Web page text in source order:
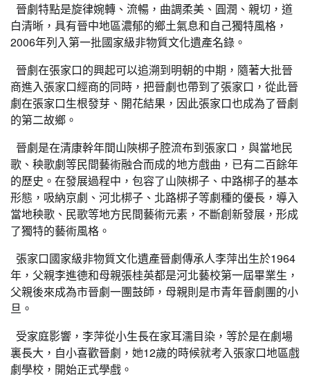
晉劇特點是旋律婉轉、流暢，曲調柔美、圓潤、親切，道
白清晰，具有晉中地區濃郁的鄉土氣息和自己獨特風格，
2006年列入第一批國家級非物質文化遺產名錄。
晉劇在張家口的興起可以追溯到明朝的中期，隨著大批晉
商進入張家口經商的同時，把晉劇也帶到了張家口，從此晉
劇在張家口生根發芽、開花結果，因此張家口也成為了晉劇
的第二故鄉。
晉劇是在清康幹年間山陝梆子腔流布到張家口，與當地民
歌、秧歌劇等民間藝術融合而成的地方戲曲，已有二百餘年
的歷史。在發展過程中，包容了山陝梆子、中路梆子的基本
形態，吸納京劇、河北梆子、北路梆子等劇種的優長，導入
當地秧歌、民歌等地方民間藝術元素，不斷創新發展，形成
了獨特的藝術風格。
張家口國家級非物質文化遺產晉劇傳承人李萍出生於1964
年，父親李進德和母親張桂英都是河北藝校第一屆畢業生，
父親後來成為市晉劇一團鼓師，母親則是市青年晉劇團的小
旦。
受家庭影響，李萍從小生長在家耳濡目染，等於是在劇場
裏長大，自小喜歡晉劇，她12歲的時候就考入張家口地區戲
劇學校，開始正式學戲。